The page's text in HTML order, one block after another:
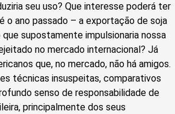
seu uso? Que interesse poderá ter
o ano passado – a exportação de soja
supostamente impulsionaria nossa
no mercado internacional? Já
que, no mercado, não há amigos.
técnicas insuspeitas, comparativos
senso de responsabilidade de
principalmente dos seus